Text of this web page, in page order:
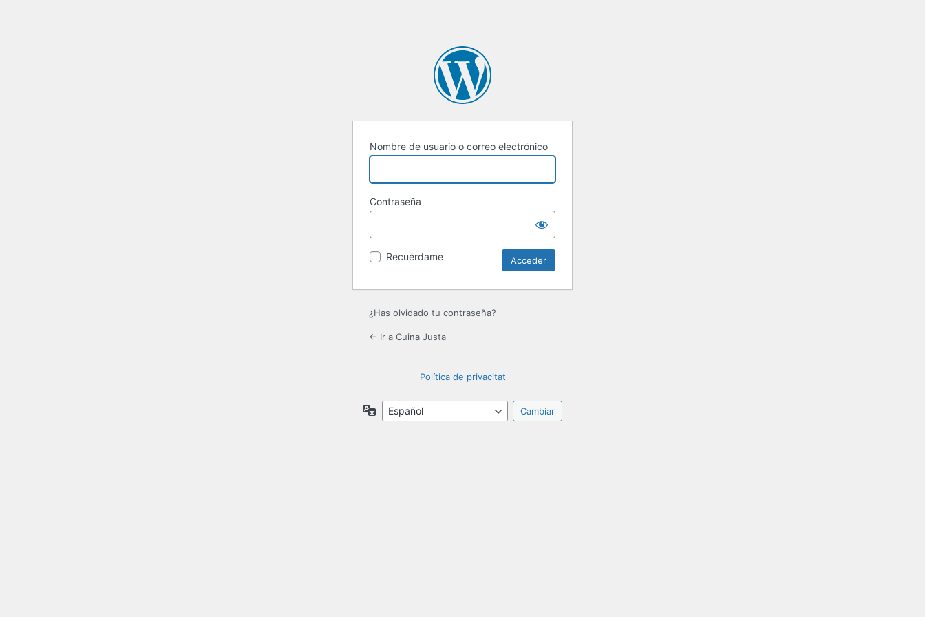
Nombre de usuario o correo electrónico
Contraseña
Recuérdame
¿Has olvidado tu contraseña?
← Ir a Cuina Justa
Política de privacitat
Idioma